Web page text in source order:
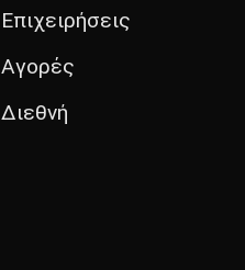
Επιχειρήσεις
Αγορές
Διεθνή